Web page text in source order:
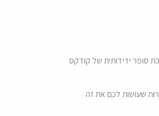
סופר ידידותית של קודקס
שעושות לכם את זה